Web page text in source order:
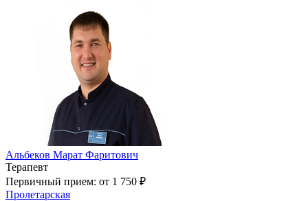
Альбеков Марат Фаритович
Терапевт
Первичный прием: от 1 750 ₽
Пролетарская